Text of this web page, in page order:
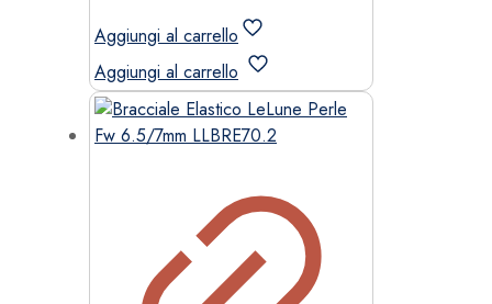
Aggiungi al carrello
Aggiungi al carrello